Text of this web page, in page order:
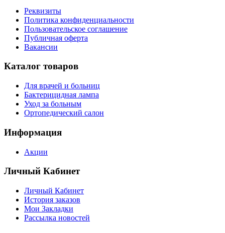
Реквизиты
Политика конфиденциальности
Пользовательское соглашение
Публичная оферта
Вакансии
Каталог товаров
Для врачей и больниц
Бактерицидная лампа
Уход за больным
Ортопедический салон
Информация
Акции
Личный Кабинет
Личный Кабинет
История заказов
Мои Закладки
Рассылка новостей